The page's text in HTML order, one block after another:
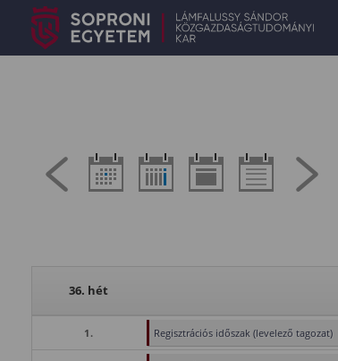
36. hét
1. Regisztrációs időszak (levelező tagozat)